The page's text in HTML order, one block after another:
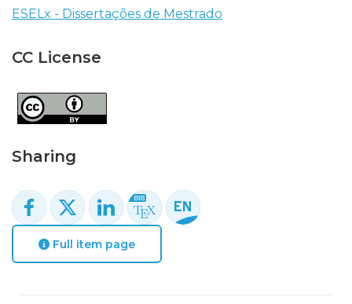
ESELx - Dissertações de Mestrado
CC License
Sharing
Full item page